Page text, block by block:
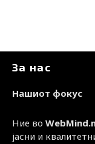
За нас
Нашиот фокус
Ние во
јасни и